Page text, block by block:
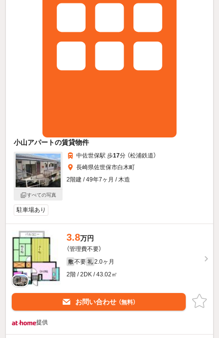
小山アパートの賃貸物件
すべての写真
中佐世保駅 歩17分 （松浦鉄道）
長崎県佐世保市白木町
2階建 / 49年7ヶ月 / 木造
駐車場あり
3.8万円
（管理費不要）
敷 不要 礼 2.0ヶ月
2階 / 2DK / 43.02㎡
お問い合わせ （無料）
提供